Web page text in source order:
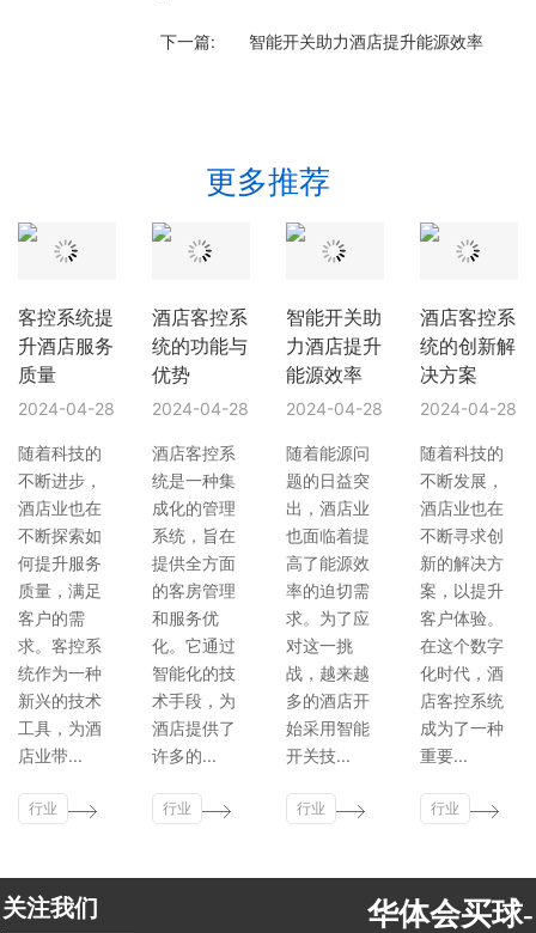
下一篇: 智能开关助力酒店提升能源效率
更多推荐
客控系统提
升酒店服务
质量
2024-04-28
随着科技的
不断进步，
酒店业也在
不断探索如
何提升服务
质量，满足
客户的需
求。客控系
统作为一种
新兴的技术
工具，为酒
店业带...
行业
酒店客控系
统的功能与
优势
2024-04-28
酒店客控系
统是一种集
成化的管理
系统，旨在
提供全方面
的客房管理
和服务优
化。它通过
智能化的技
术手段，为
酒店提供了
许多的...
行业
智能开关助
力酒店提升
能源效率
2024-04-28
随着能源问
题的日益突
出，酒店业
也面临着提
高了能源效
率的迫切需
求。为了应
对这一挑
战，越来越
多的酒店开
始采用智能
开关技...
行业
酒店客控系
统的创新解
决方案
2024-04-28
随着科技的
不断发展，
酒店业也在
不断寻求创
新的解决方
案，以提升
客户体验。
在这个数字
化时代，酒
店客控系统
成为了一种
重要...
行业
关注我们
华体会买球-